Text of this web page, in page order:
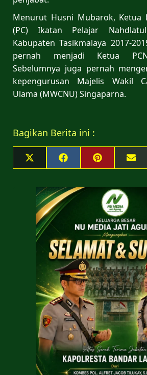
Menurut Husni Mubarok, Ketua
(PC) Ikatan Pelajar
Kabupaten Tasikmalaya 2017-
pernah menjadi Ketua
Sebelumnya juga pernah
kepengurusan Majelis Wakil
Ulama (MWCNU) Singaparna.
Bagikan Berita ini :